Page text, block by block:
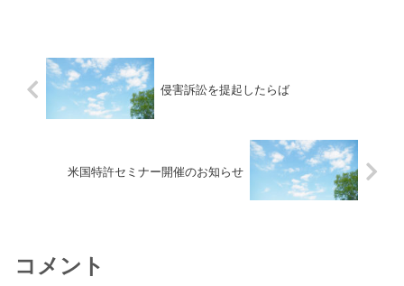
侵害訴訟を提起したらば
米国特許セミナー開催のお知らせ
コメント